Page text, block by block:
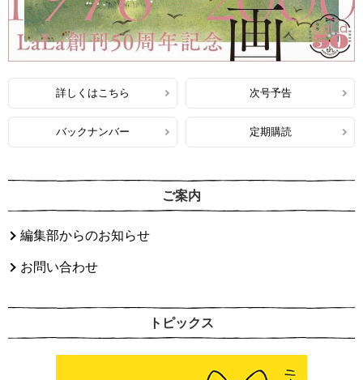
詳しくはこちら 次号予告
バックナンバー 定期購読
ご案内
編集部からのお知らせ
お問い合わせ
トピックス